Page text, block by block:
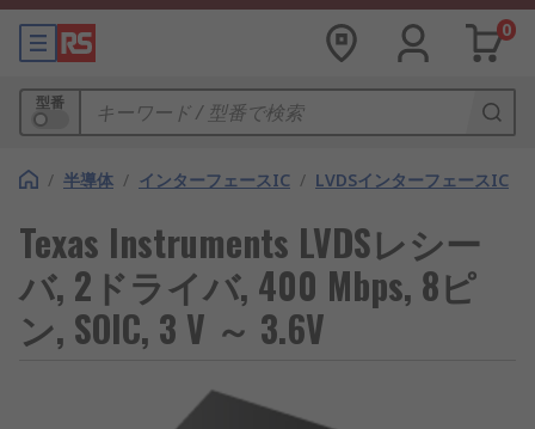
0
型番
/ 半導体 / インターフェースIC / LVDSインターフェースIC
Texas Instruments LVDSレシー
バ, 2ドライバ, 400 Mbps, 8ピ
ン, SOIC, 3 V ～ 3.6V